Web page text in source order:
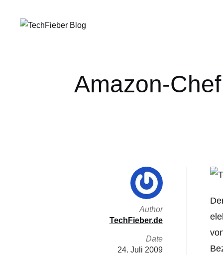
Amazon-
Author
TechFieber.de
Date
24. Juli 2009